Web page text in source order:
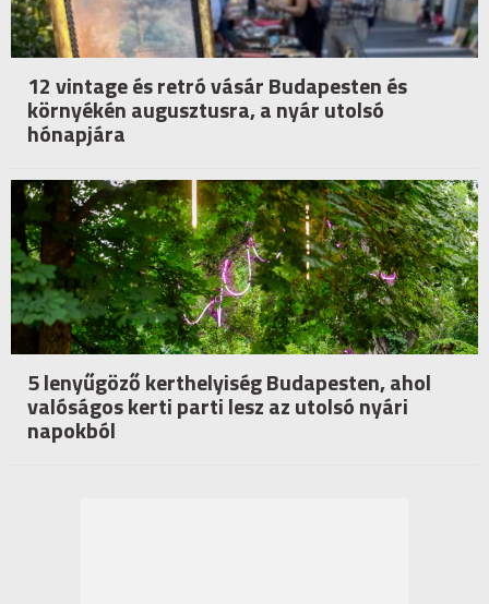
12 vintage és retró vásár Budapesten és
környékén augusztusra, a nyár utolsó
hónapjára
5 lenyűgöző kerthelyiség Budapesten, ahol
valóságos kerti parti lesz az utolsó nyári
napokból